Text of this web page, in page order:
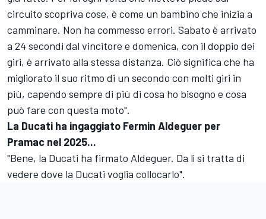
circuito scopriva cose, è come un bambino che inizia a
camminare. Non ha commesso errori. Sabato è arrivato
a 24 secondi dal vincitore e domenica, con il doppio dei
giri, è arrivato alla stessa distanza. Ciò significa che ha
migliorato il suo ritmo di un secondo con molti giri in
più, capendo sempre di più di cosa ho bisogno e cosa
può fare con questa moto".
La Ducati ha ingaggiato Fermin Aldeguer per
Pramac nel 2025...
"Bene, la Ducati ha firmato Aldeguer. Da lì si tratta di
vedere dove la Ducati voglia collocarlo".